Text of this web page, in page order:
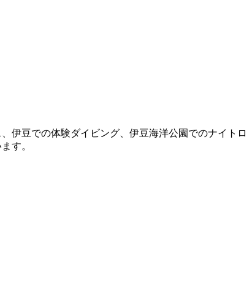
伊豆での体験ダイビング、伊豆海洋公園でのナイトロ
す。